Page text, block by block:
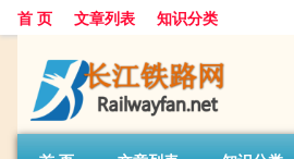
首 页 文章列表 知识分类